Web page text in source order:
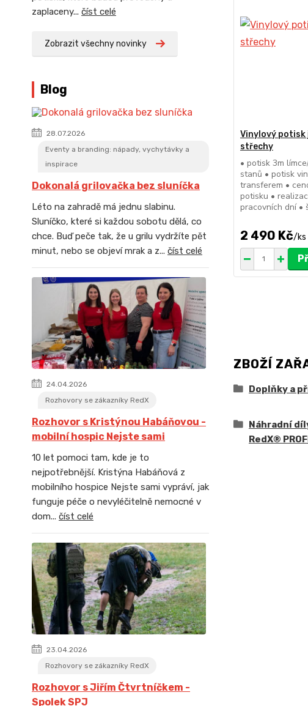
zaplaceny... číst celé
Zobrazit všechny novinky
Blog
28.07.2026
Eventy a branding: nápady, vychytávky a
inspirace
Dokonalá grilovačka bez sluníčka
Léto na zahradě má jednu slabinu.
Sluníčko, které si každou sobotu dělá, co
chce. Buď peče tak, že u grilu vydržíte pět
minut, nebo se objeví mrak a z... číst celé
24.04.2026
Rozhovory se zákazníky RedX
Rozhovor s Kristýnou Habáňovou -
mobilní hospic Nejste sami
10 let pomoci tam, kde je to
nejpotřebnější. Kristýna Habáňová z
mobilního hospice Nejste sami vypráví, jak
funguje péče o nevyléčitelně nemocné v
dom... číst celé
23.04.2026
Rozhovory se zákazníky RedX
Rozhovor s Jiřím Čtvrtníčkem -
Spolek SPJ
Vinylový potisk
střechy
• potisk 3m
stanů • potisk
transferem •
potisku •
pracovních dní •
2 490 Kč/ks
ZBOŽÍ
Doplňky a
Náhradní
RedX®